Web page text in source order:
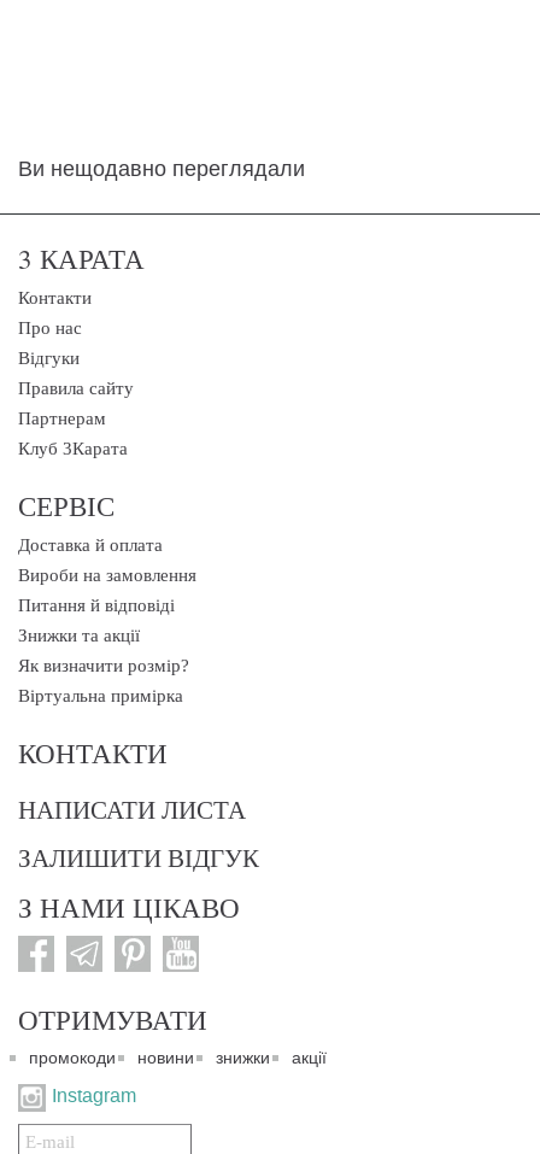
Ви нещодавно переглядали
3 КАРАТА
Контакти
Про нас
Відгуки
Правила сайту
Партнерам
Клуб 3Карата
СЕРВІС
Доставка й оплата
Вироби на замовлення
Питання й відповіді
Знижки та акції
Як визначити розмір?
Віртуальна примірка
КОНТАКТИ
НАПИСАТИ ЛИСТА
ЗАЛИШИТИ ВІДГУК
З НАМИ ЦІКАВО
ОТРИМУВАТИ
промокоди новини знижки акції
Instagram
Подписаться